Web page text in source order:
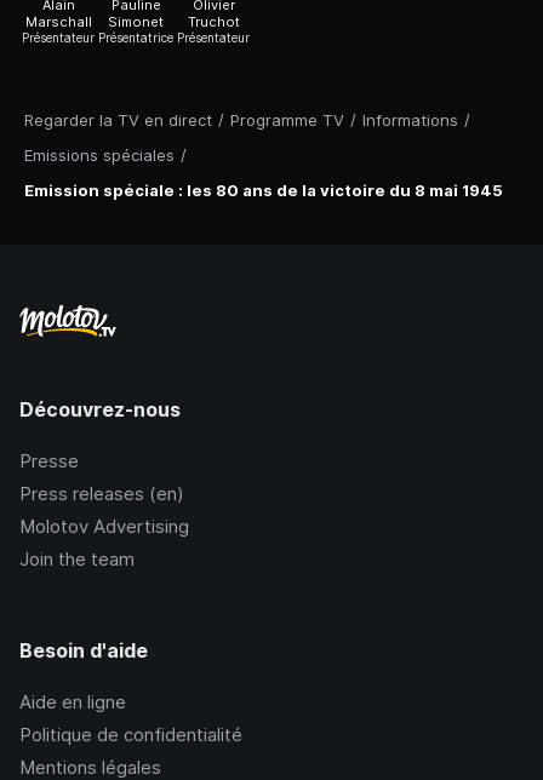
Regarder la TV en direct / Programme TV / Informations /
Emissions spéciales /
Emission spéciale : les 80 ans de la victoire du 8 mai 1945
Alain
Marschall
Présentateur
Pauline
Simonet
Présentatrice
Olivier
Truchot
Présentateur
Découvrez-nous
Presse
Press releases (en)
Molotov Advertising
Join the team
Besoin d'aide
Aide en ligne
Politique de confidentialité
Mentions légales